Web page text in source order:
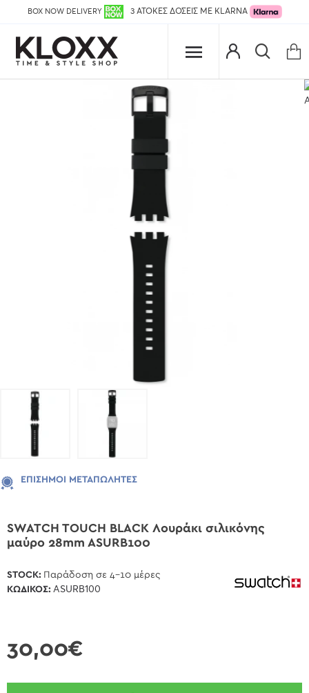
BOX NOW DELIVERY 3 ΑΤΟΚΕΣ ΔΟΣΕΙΣ ΜΕ KLARNA
ΕΠΊΣΗΜΟΙ ΜΕΤΑΠΩΛΗΤΈΣ
SWATCH TOUCH BLACK Λουράκι σιλικόνης
μαύρο 28mm ASURB100
30,00€
STOCK: Παράδοση σε 4-10 μέρες
ΚΩΔΙΚΌΣ: ASURB100